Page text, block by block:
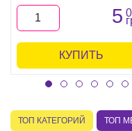
5
КУПИТЬ
ТОП КАТЕГОРИЙ ТОП